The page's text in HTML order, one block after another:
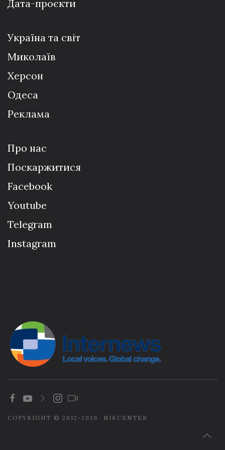
Дата-проєкти
Україна та світ
Миколаїв
Херсон
Одеса
Реклама
Про нас
Поскаржитися
Facebook
Youtube
Telegram
Instagram
COPYRIGHT © 2012-2026. NIKCENTER